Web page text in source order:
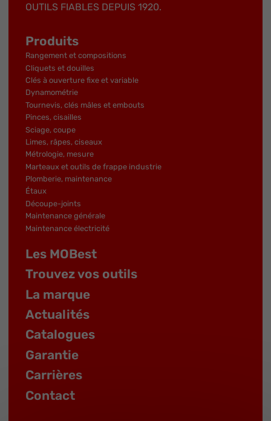
OUTILS FIABLES DEPUIS 1920.
Produits
Rangement et compositions
Cliquets et douilles
Clés à ouverture fixe et variable
Dynamométrie
Tournevis, clés mâles et embouts
Pinces, cisailles
Sciage, coupe
Limes, râpes, ciseaux
Métrologie, mesure
Marteaux et outils de frappe industrie
Plomberie, maintenance
Étaux
Découpe-joints
Maintenance générale
Maintenance électricité
Les MOBest
Trouvez vos outils
La marque
Actualités
Catalogues
Garantie
Carrières
Contact